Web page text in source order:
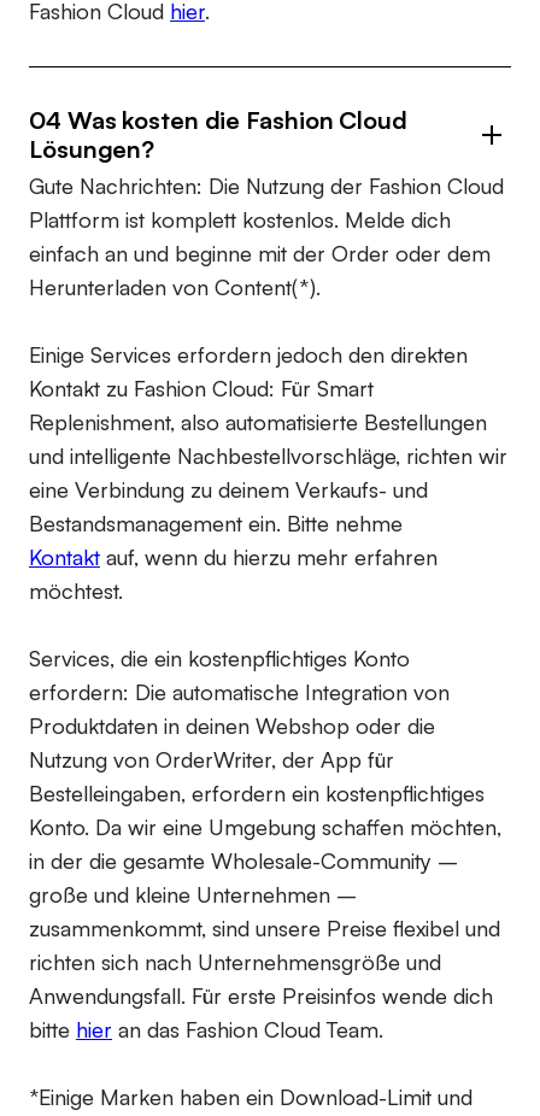
Fashion Cloud hier.
04 Was kosten die Fashion Cloud
Lösungen?
Gute Nachrichten: Die Nutzung der Fashion Cloud
Plattform ist komplett kostenlos. Melde dich
einfach an und beginne mit der Order oder dem
Herunterladen von Content(*).
Einige Services erfordern jedoch den direkten
Kontakt zu Fashion Cloud: Für Smart
Replenishment, also automatisierte Bestellungen
und intelligente Nachbestellvorschläge, richten wir
eine Verbindung zu deinem Verkaufs- und
Bestandsmanagement ein. Bitte nehme
Kontakt auf, wenn du hierzu mehr erfahren
möchtest.
Services, die ein kostenpflichtiges Konto
erfordern: Die automatische Integration von
Produktdaten in deinen Webshop oder die
Nutzung von OrderWriter, der App für
Bestelleingaben, erfordern ein kostenpflichtiges
Konto. Da wir eine Umgebung schaffen möchten,
in der die gesamte Wholesale-Community –
große und kleine Unternehmen –
zusammenkommt, sind unsere Preise flexibel und
richten sich nach Unternehmensgröße und
Anwendungsfall. Für erste Preisinfos wende dich
bitte hier an das Fashion Cloud Team.
*Einige Marken haben ein Download-Limit und